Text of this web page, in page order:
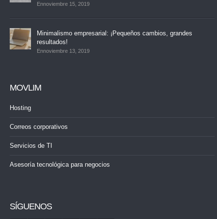
Ennoviembre 15, 2019
Minimalismo empresarial: ¡Pequeños cambios, grandes
resultados!
Ennoviembre 13, 2019
MOVLIM
Hosting
Correos corporativos
Servicios de TI
Asesoría tecnológica para negocios
SÍGUENOS